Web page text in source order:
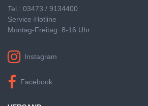
Tel.: 03473 / 9134400
Service-Hotline
Montag-Freitag: 8-16 Uhr
Instagram
Facebook